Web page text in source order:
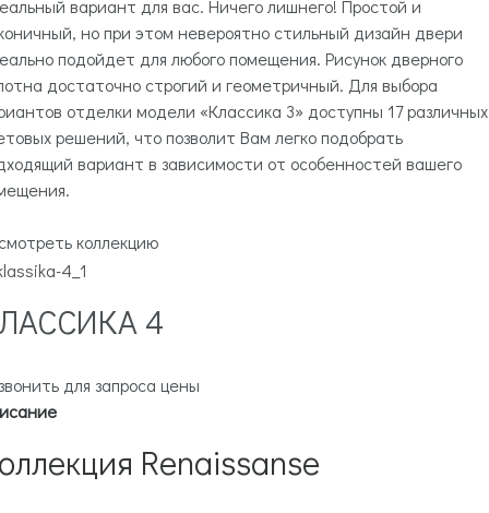
вариант для вас. Ничего лишнего! Простой и
но при этом невероятно стильный дизайн двери
подойдет для любого помещения. Рисунок дверного
достаточно строгий и геометричный. Для выбора
отделки модели «Классика 3» доступны 17 различных
решений, что позволит Вам легко подобрать
вариант в зависимости от особенностей вашего
коллекцию
4
для запроса цены
Renaissanse